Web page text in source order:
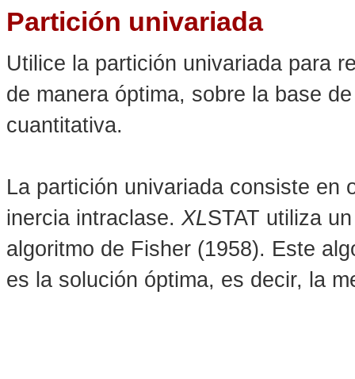
Partición univariada
Utilice la partición univariada para
de manera óptima, sobre la base
cuantitativa.
La partición univariada consiste en
inercia intraclase.XLSTAT utiliza
algoritmo de Fisher (1958). Este
es la solución óptima, es decir, la